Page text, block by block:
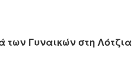
Γυναικών στη Λότζια